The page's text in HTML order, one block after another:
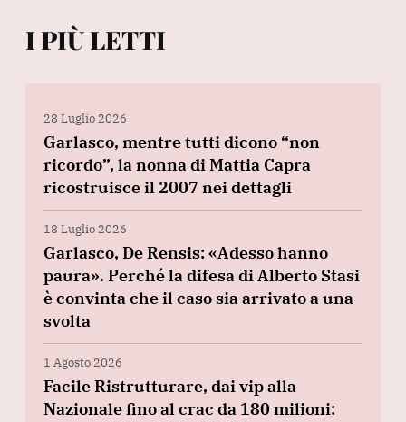
I PIÙ LETTI
28 Luglio 2026
Garlasco, mentre tutti dicono “non
ricordo”, la nonna di Mattia Capra
ricostruisce il 2007 nei dettagli
18 Luglio 2026
Garlasco, De Rensis: «Adesso hanno
paura». Perché la difesa di Alberto Stasi
è convinta che il caso sia arrivato a una
svolta
1 Agosto 2026
Facile Ristrutturare, dai vip alla
Nazionale fino al crac da 180 milioni: